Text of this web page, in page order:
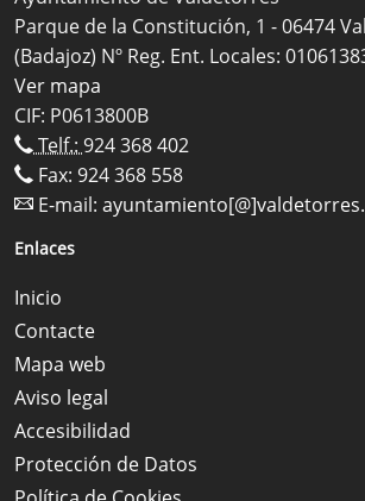
Parque de la Constitución, 1 - 06474
(Badajoz) Nº Reg. Ent. Locales:
Ver mapa
CIF: P0613800B
Telf.: 924 368 402
Fax: 924 368 558
E-mail:
Enlaces
Inicio
Contacte
Mapa web
Aviso legal
Accesibilidad
Protección de Datos